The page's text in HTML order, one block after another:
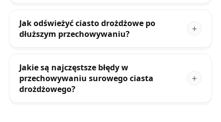
Jak odświeżyć ciasto drożdżowe po
dłuższym przechowywaniu?
Jakie są najczęstsze błędy w
przechowywaniu surowego ciasta
drożdżowego?